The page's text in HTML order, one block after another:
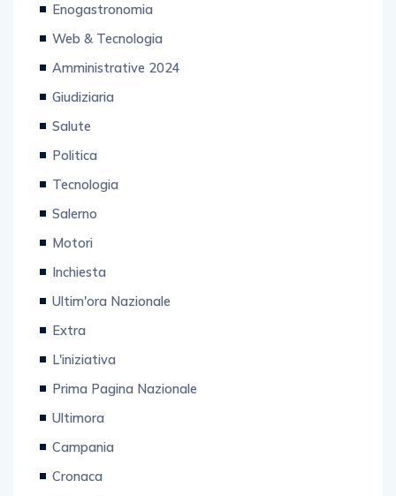
Enogastronomia
Web & Tecnologia
Amministrative 2024
Giudiziaria
Salute
Politica
Tecnologia
Salerno
Motori
Inchiesta
Ultim'ora Nazionale
Extra
L'iniziativa
Prima Pagina Nazionale
Ultimora
Campania
Cronaca